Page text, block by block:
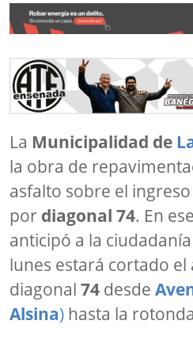
La Municipalidad de
la obra de
asfalto sobre el
por diagonal 74. En
anticipó a la
lunes estará cortado el
diagonal 74 desde
Alsina) hasta la